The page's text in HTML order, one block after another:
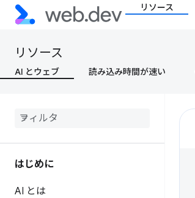
リソース
リソース
AI とウェブ 読み込み時間が速い
はじめに
AI とは